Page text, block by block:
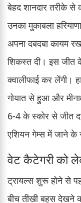
बेहद शानदार तरीके से
उनका मुकाबला
अपना दबदबा कायम
शिकस्त दी। इस जीत
क्वालीफाई कर लेंगी।
गोयात से हुआ और
6-4 के स्कोर से जीत
एशियन गेम्स में जाने के
वेट कैटेगरी को
ट्रायल्स शुरू होने से
बीच तीखी बहस देखने